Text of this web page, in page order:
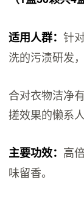
适用人群：针
洗的污渍研发
合对衣物洁净
搓效果的懒系人
主要功效： 高
味留香。